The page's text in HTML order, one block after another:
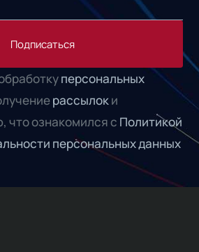
Подписаться
персональных
рассылоки
что ознакомился с Политикой
персональных данных